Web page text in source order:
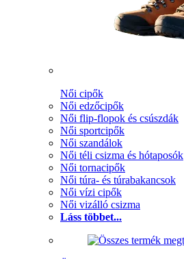
Női cipők
Női edzőcipők
Női flip-flopok és csúszdák
Női sportcipők
Női szandálok
Női téli csizma és hótaposók
Női tornacipők
Női túra- és túrabakancsok
Női vízi cipők
Női vizálló csizma
Láss többet...